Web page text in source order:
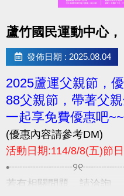
蘆竹國民運動中心
發佈日期 : 2025.08.04
2025蘆運父親節，
88父親節，帶著父
一起享免費優惠吧
(優惠內容請參考DM)
活動日期:114/8/8(五)節
若有相關問題，請洽詢